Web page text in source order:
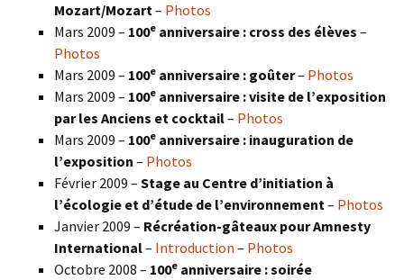
Mozart/Mozart– Photos
Mars 2009 – 100e anniversaire : cross des élèves –
Photos
Mars 2009 – 100e anniversaire : goûter– Photos
Mars 2009 – 100e anniversaire : visite de l’exposition
par les Anciens et cocktail– Photos
Mars 2009 – 100e anniversaire : inauguration de
l’exposition – Photos
Février 2009 – Stage au Centre d’initiation à
l’écologie et d’étude de l’environnement– Photos
Janvier 2009 – Récréation-gâteaux pour Amnesty
International– Introduction – Photos
Octobre 2008 – 100e anniversaire : soirée